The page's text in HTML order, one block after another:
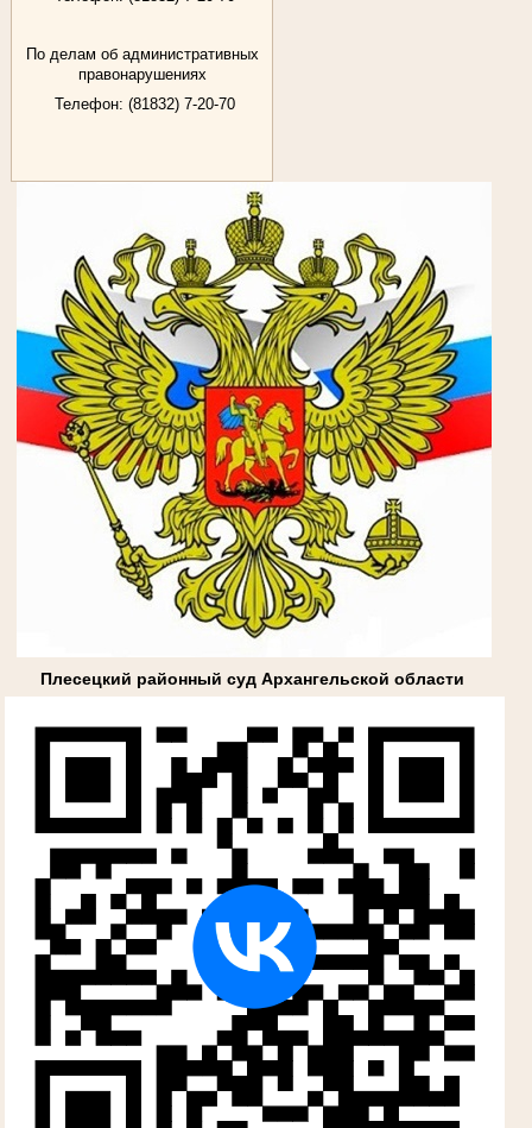
По делам об административных
правонарушениях
Телефон: (81832) 7-20-70
Плесецкий районный суд Архангельской области